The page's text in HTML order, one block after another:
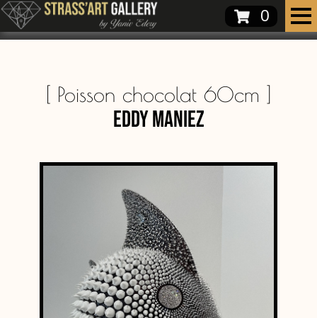
0
[ Poisson chocolat 60cm ]
Eddy Maniez